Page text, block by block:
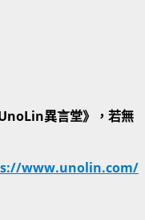
異言堂》，若無
www.unolin.com/